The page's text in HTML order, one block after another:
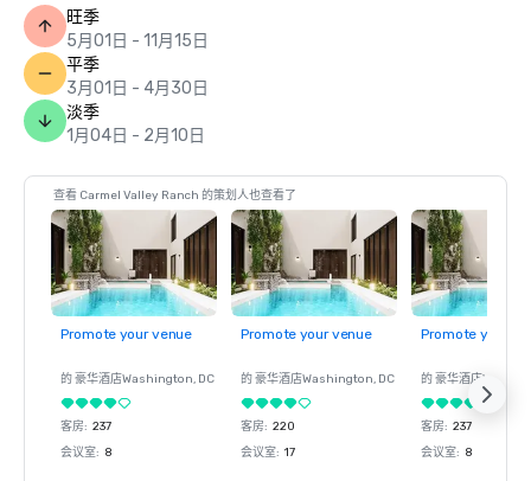
旺季
5月01日 - 11月15日
平季
3月01日 - 4月30日
淡季
1月04日 - 2月10日
查看 Carmel Valley Ranch 的策划人也查看了
Promote your venue
的 豪华酒店Washington, DC
客房: 237
会议室: 8
Promote your venue
的 豪华酒店Washington, DC
客房: 220
会议室: 17
Promote your
的 豪华酒店
客房: 237
会议室: 8